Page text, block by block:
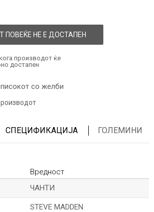
ПОВЕЌЕ НЕ Е ДОСТАПЕН
производот ќе
достапен
со желби
СПЕЦИФИКАЦИЈА ГОЛЕМИНИ
Вредност
ЧАНТИ
STEVE MADDEN